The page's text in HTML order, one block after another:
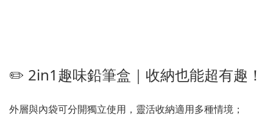
✏️ 2in1趣味鉛筆盒｜收納也能超有趣！
外層與內袋可分開獨立使用，靈活收納適用多種情境；